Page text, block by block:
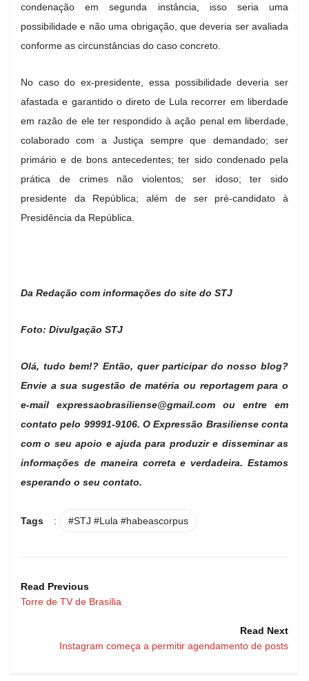
condenação em segunda instância, isso seria uma
possibilidade e não uma obrigação, que deveria ser avaliada
conforme as circunstâncias do caso concreto.
No caso do ex-presidente, essa possibilidade deveria ser
afastada e garantido o direto de Lula recorrer em liberdade
em razão de ele ter respondido à ação penal em liberdade,
colaborado com a Justiça sempre que demandado; ser
primário e de bons antecedentes; ter sido condenado pela
prática de crimes não violentos; ser idoso; ter sido
presidente da República; além de ser pré-candidato à
Presidência da República.
Da Redação com informações do site do STJ
Foto: Divulgação STJ
Olá, tudo bem!? Então, quer participar do nosso blog?
Envie a sua sugestão de matéria ou reportagem para o
e-mail expressaobrasiliense@gmail.com ou entre em
contato pelo 99991-9106. O Expressão Brasiliense conta
com o seu apoio e ajuda para produzir e disseminar as
informações de maneira correta e verdadeira. Estamos
esperando o seu contato.
Tags : #STJ #Lula #habeascorpus
Read Previous
Torre de TV de Brasília
Read Next
Instagram começa a permitir agendamento de posts